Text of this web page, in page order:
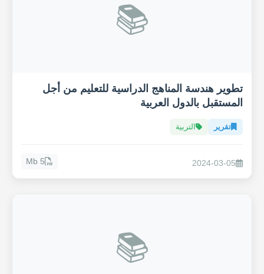
📚
تطوير هندسة المناهج الدراسية للتعليم من أجل
المستقبل بالدول العربية
تقرير التربية
2024-03-05
5 Mb
📚